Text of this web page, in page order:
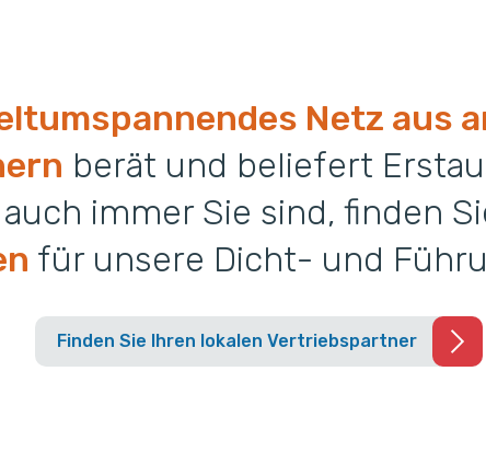
Netz aus
berät und beliefert
immer Sie sind, finden
für unsere Dicht- und
Finden Sie Ihren lokalen Vertriebspartner